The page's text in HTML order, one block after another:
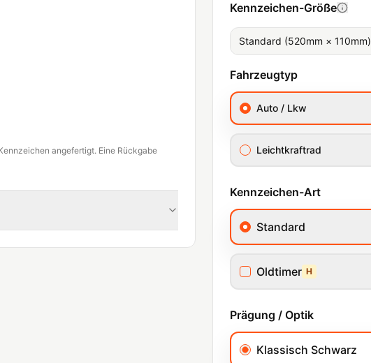
Kennzeichen-Größe
Standard (520mm × 110mm)
Fahrzeugtyp
Auto / Lkw
Leichtkraftrad
Kennzeichen-Art
Standard
Oldtimer H
Prägung / Optik
Klassisch Schwarz
angefertigt. Eine Rückgabe